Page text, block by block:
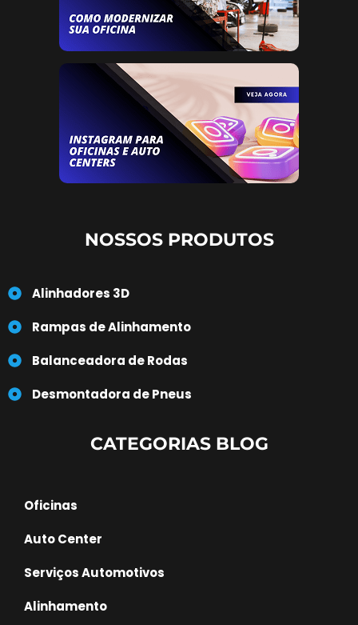
NOSSOS PRODUTOS
Alinhadores 3D
Rampas de Alinhamento
Balanceadora de Rodas
Desmontadora de Pneus
CATEGORIAS BLOG
Oficinas
Auto Center
Serviços Automotivos
Alinhamento